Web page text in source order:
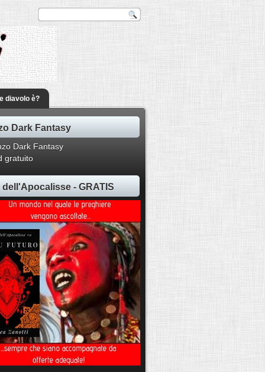
diavolo è?
Dark Fantasy
gratuito
dell'Apocalisse - GRATIS